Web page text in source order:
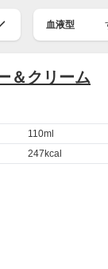
血液型
＆クリーム
110ml
247kcal